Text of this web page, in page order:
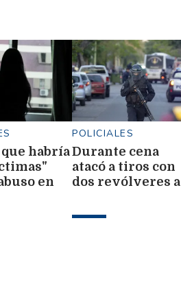
habría
en
POLICIALES
Durante cena
atacó a tiros con
dos revólveres a
finca